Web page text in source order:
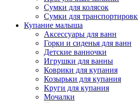
Сумки для колясок
Сумки для
Купание малыша
Аксессуары для ванн
Горки и сиденья для ванн
Детские ванночки
Игрушки для ванны
Коврики для купания
Козырьки для купания
Круги для купания
Мочалки